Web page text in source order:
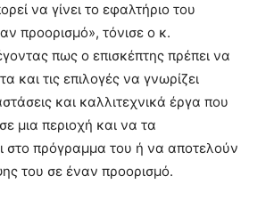
να γίνει το εφαλτήριο του
προορισμό», τόνισε ο κ.
πως ο επισκέπτης πρέπει να
και τις επιλογές να γνωρίζει
και καλλιτεχνικά έργα που
μια περιοχή και να τα
στο πρόγραμμα του ή να αποτελούν
του σε έναν προορισμό.